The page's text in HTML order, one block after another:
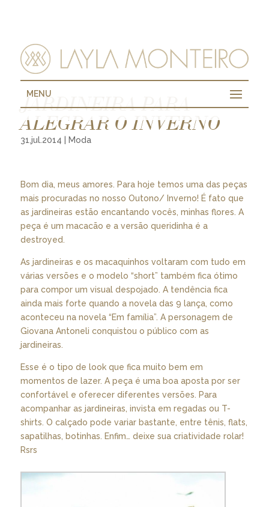
MENU
JARDINEIRA PARA
ALEGRAR O INVERNO
31.jul.2014 Moda
Bom dia, meus amores. Para hoje temos uma das peças
mais procuradas no nosso Outono/ Inverno! É fato que
as jardineiras estão encantando vocês, minhas flores. A
peça é um macacão e a versão queridinha é a
destroyed.
As jardineiras e os macaquinhos voltaram com tudo em
várias versões e o modelo “short” também fica ótimo
para compor um visual despojado. A tendência fica
ainda mais forte quando a novela das 9 lança, como
aconteceu na novela “Em família”. A personagem de
Giovana Antoneli conquistou o público com as
jardineiras.
Esse é o tipo de look que fica muito bem em
momentos de lazer. A peça é uma boa aposta por ser
confortável e oferecer diferentes versões. Para
acompanhar as jardineiras, invista em regadas ou T-
shirts. O calçado pode variar bastante, entre tênis, flats,
sapatilhas, botinhas. Enfim… deixe sua criatividade rolar!
Rsrs